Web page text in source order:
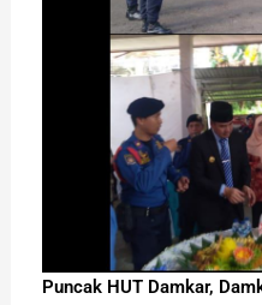
Puncak HUT Damkar,